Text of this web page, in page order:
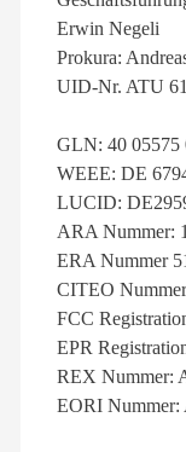
Erwin Negeli
Prokura:
UID-Nr. ATU
GLN: 40 05575
WEEE: DE
LUCID:
ARA Nummer:
ERA Nummer
CITEO
FCC
EPR
REX Nummer:
EORI Nummer: